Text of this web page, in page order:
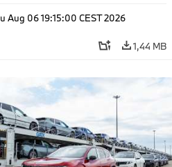
Aug 06 19:15:00 CEST 2026
1,44 MB